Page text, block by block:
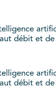
débit et
débit et